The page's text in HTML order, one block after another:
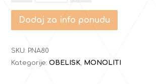
Dodaj za info ponudu
SKU: PNA80
Kategorije:OBELISK, MONOLITI